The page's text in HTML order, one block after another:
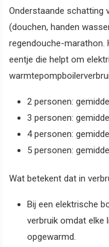
Onderstaande schatting
(douchen, handen
regendouche-marathon.
eentje die helpt om
2 personen:
3 personen:
4 personen:
5 personen:
Wat betekent dat in
Bij een elektrische
verbruik omdat
opgewarmd.